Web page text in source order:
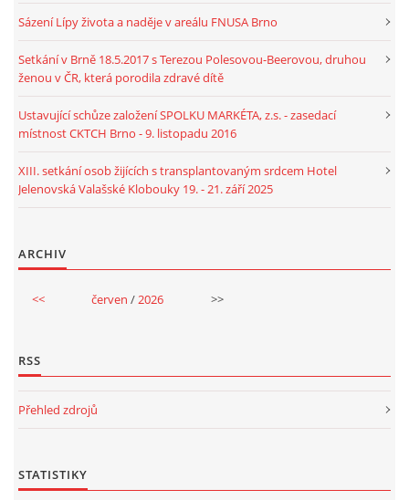
Sázení Lípy života a naděje v areálu FNUSA Brno
Setkání v Brně 18.5.2017 s Terezou Polesovou-Beerovou, druhou
ženou v ČR, která porodila zdravé dítě
Ustavující schůze založení SPOLKU MARKÉTA, z.s. - zasedací
místnost CKTCH Brno - 9. listopadu 2016
XIII. setkání osob žijících s transplantovaným srdcem Hotel
Jelenovská Valašské Klobouky 19. - 21. září 2025
ARCHIV
<< červen / 2026 >>
RSS
Přehled zdrojů
STATISTIKY